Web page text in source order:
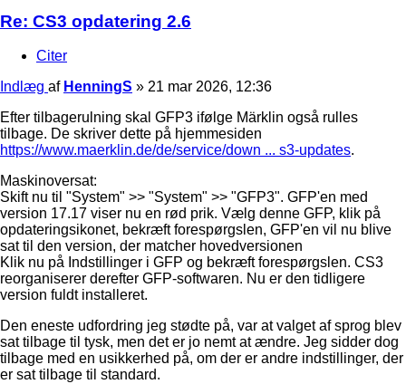
Re: CS3 opdatering 2.6
Citer
Indlæg af HenningS » 21 mar 2026, 12:36
Efter tilbagerulning skal GFP3 ifølge Märklin også rulles
tilbage. De skriver dette på hjemmesiden
https://www.maerklin.de/de/service/down ... s3-updates.
Maskinoversat:
Skift nu til "System" >> "System" >> "GFP3". GFP'en med
version 17.17 viser nu en rød prik. Vælg denne GFP, klik på
opdateringsikonet, bekræft forespørgslen, GFP'en vil nu blive
sat til den version, der matcher hovedversionen
Klik nu på Indstillinger i GFP og bekræft forespørgslen. CS3
reorganiserer derefter GFP-softwaren. Nu er den tidligere
version fuldt installeret.
Den eneste udfordring jeg stødte på, var at valget af sprog blev
sat tilbage til tysk, men det er jo nemt at ændre. Jeg sidder dog
tilbage med en usikkerhed på, om der er andre indstillinger, der
er sat tilbage til standard.